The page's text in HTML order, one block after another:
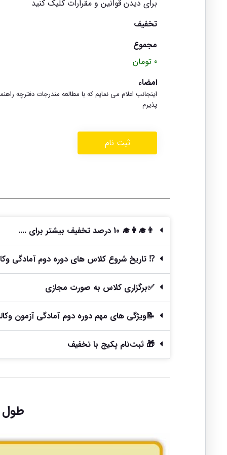
برای دیدن قوانین و مقرارات کلیک کنید
تخفیف
مجموع
0 تومان
امضاء
اینجانب اعلام می نمایم که با مطالعه مندرجات دفترچه
پذیرم
👨‍🎓👩‍🎓 10 درصد تخفیف بیشتر برای ....
⁉️ تاریخ شروع کلاس های دوره دوم آمادگی وکالت
✅برگزاری کلاس به صورت مجازی
📝ویژگی های مهم دوره دوم آمادگی آزمون وکالت 1404 چتر
🎁 ثبت‌نام پکیج با تخفیف
طول